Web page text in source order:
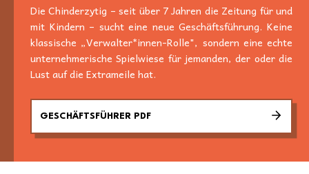
Die Chinderzytig – seit über 7 Jahren die Zeitung für und
mit Kindern – sucht eine neue Geschäftsführung. Keine
klassische „Verwalter*innen-Rolle", sondern eine echte
unternehmerische Spielwiese für jemanden, der oder die
Lust auf die Extrameile hat.
GESCHÄFTSFÜHRER PDF